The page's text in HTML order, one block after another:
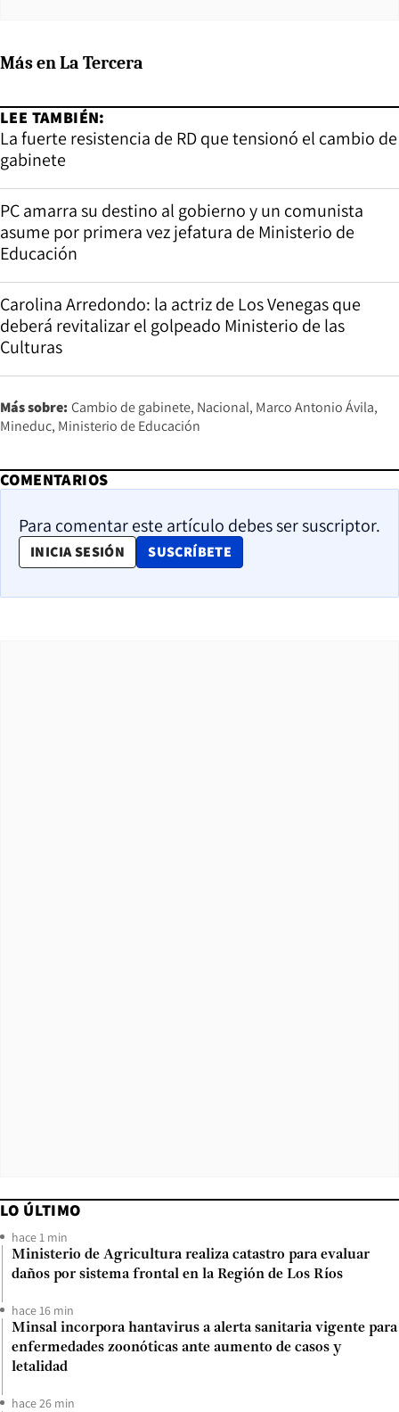
Más en La Tercera
LEE TAMBIÉN:
La fuerte resistencia de RD que tensionó el cambio de
gabinete
PC amarra su destino al gobierno y un comunista
asume por primera vez jefatura de Ministerio de
Educación
Carolina Arredondo: la actriz de Los Venegas que
deberá revitalizar el golpeado Ministerio de las
Culturas
Más sobre: Cambio de gabinete Nacional Marco Antonio Ávila
Mineduc Ministerio de Educación
COMENTARIOS
Para comentar este artículo debes ser suscriptor.
INICIA SESIÓN SUSCRÍBETE
OPENS IN NEW WINDOW
LO ÚLTIMO
hace 1 min
Ministerio de Agricultura realiza catastro para evaluar
daños por sistema frontal en la Región de Los Ríos
hace 16 min
Minsal incorpora hantavirus a alerta sanitaria vigente para
enfermedades zoonóticas ante aumento de casos y
letalidad
hace 26 min